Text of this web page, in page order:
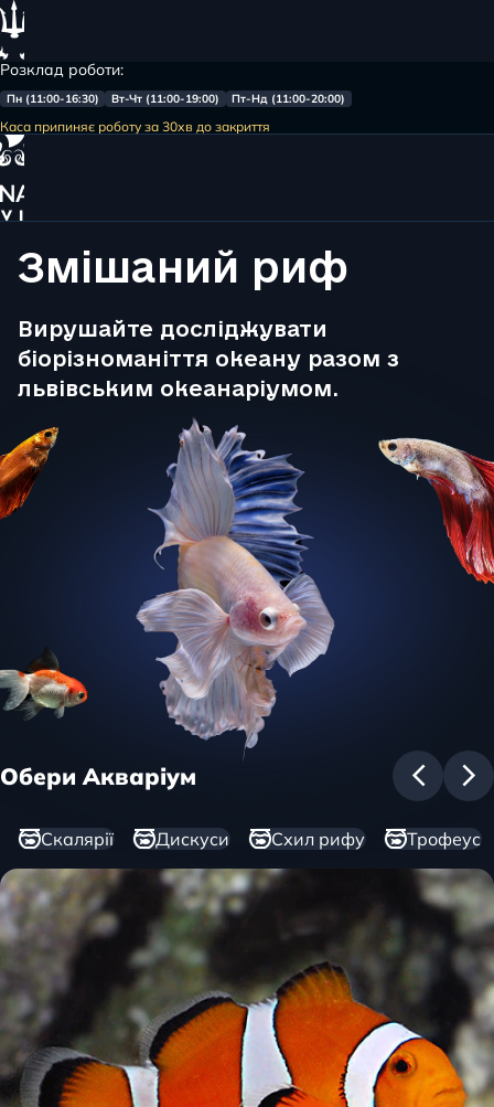
Розклад роботи:
Пн (11:00-16:30) Вт-Чт (11:00-19:00) Пт-Нд (11:00-20:00)
Каса припиняє роботу за 30хв до закриття
Головна
Змішаний риф
Вирушайте досліджувати
біорізноманіття океану разом з
львівським океанаріумом.
Обери Акваріум
Скалярії Дискуси Схил рифу Трофеус